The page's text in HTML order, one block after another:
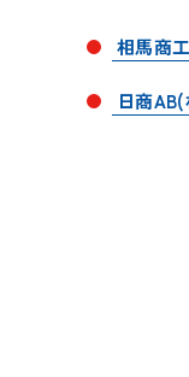
相馬商
日商